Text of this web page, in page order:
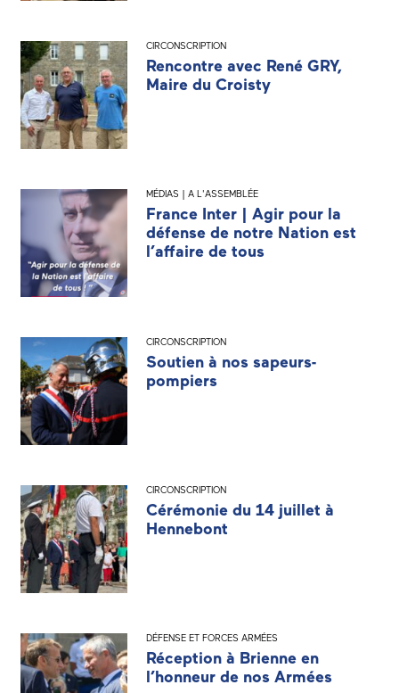
CIRCONSCRIPTION
Rencontre avec René GRY,
Maire du Croisty
MÉDIAS | A L'ASSEMBLÉE
France Inter | Agir pour la
défense de notre Nation est
l’affaire de tous
CIRCONSCRIPTION
Soutien à nos sapeurs-
pompiers
CIRCONSCRIPTION
Cérémonie du 14 juillet à
Hennebont
DÉFENSE ET FORCES ARMÉES
Réception à Brienne en
l’honneur de nos Armées